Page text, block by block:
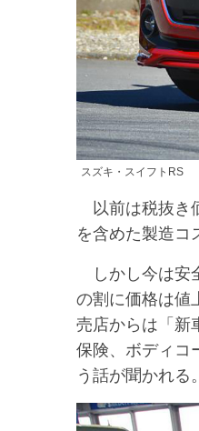
スズキ・スイフトRS
以前は税抜き
を含めた製造コ
しかし今は安
の割に価格は値
売店からは「新
保険、ボディコ
う話が聞かれる。